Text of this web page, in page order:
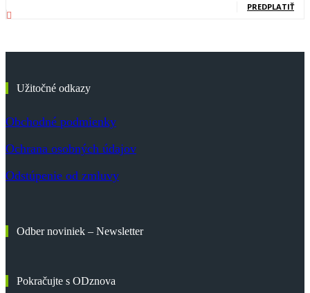
PREDPLATIŤ
Užitočné odkazy
Obchodné podmienky
Ochrana osobných údajov
Odstúpenie od zmluvy
Odber noviniek – Newsletter
Pokračujte s ODznova